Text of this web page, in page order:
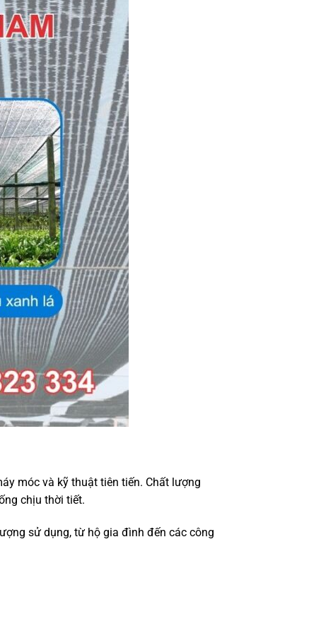
móc và kỹ thuật tiên tiến. Chất lượng
chịu thời tiết.
sử dụng, từ hộ gia đình đến các công